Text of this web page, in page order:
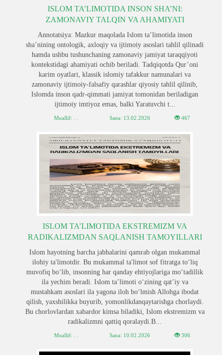
ISLOM TA’LIMOTIDA INSON SHA’NI:
ZAMONAVIY TALQIN VA AHAMIYATI
Annotatsiya: Mazkur maqolada Islom ta’limotida inson
sha’nining ontologik, axloqiy va ijtimoiy asoslari tahlil qilinadi
hamda ushbu tushunchaning zamonaviy jamiyat taraqqiyoti
kontekstidagi ahamiyati ochib beriladi. Tadqiqotda Qur’oni
karim oyatlari, klassik islomiy tafakkur namunalari va
zamonaviy ijtimoiy-falsafiy qarashlar qiyosiy tahlil qilinib,
Islomda inson qadr-qimmati jamiyat tomonidan beriladigan
ijtimoiy imtiyoz emas, balki Yaratuvchi t...
Muallif: . . Sana: 13.02.2026 467
ISLOM TA’LIMOTIDA EKSTREMIZM VA
RADIKALIZMDAN SAQLANISH TAMOYILLARI
Islom hayotning barcha jabhalarini qamrab olgan mukammal
ilohiy ta'limotdir. Bu mukammal ta'limot sof fitratga to‘liq
muvofiq bo‘lib, insonning har qanday ehtiyojlariga mo‘tadillik
ila yechim beradi. Islom ta’limoti o‘zining qat’iy va
mustahkam asoslari ila yagona iloh bo‘lmish Allohga ibodat
qilish, yaxshilikka buyurib, yomonlikdanqaytarishga chorlaydi.
Bu chorlovlardan xabardor kimsa biladiki, Islom ekstremizm va
radikalizmni qattiq qoralaydi.B...
Muallif: . . Sana: 10.02.2026 306